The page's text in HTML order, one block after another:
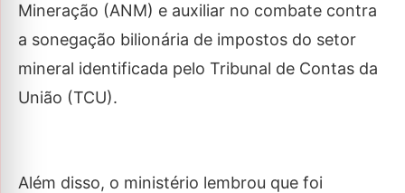
Mineração (ANM) e auxiliar no combate contra
a sonegação bilionária de impostos do setor
mineral identificada pelo Tribunal de Contas da
União (TCU).
Além disso, o ministério lembrou que foi